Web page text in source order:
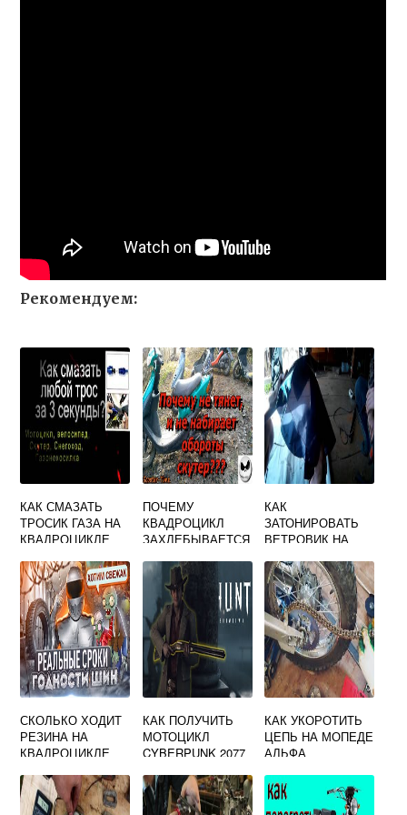
Рекомендуем:
КАК СМАЗАТЬ
ТРОСИК ГАЗА НА
КВАДРОЦИКЛЕ
ПОЧЕМУ
КВАДРОЦИКЛ
ЗАХЛЕБЫВАЕТСЯ
КАК
ЗАТОНИРОВАТЬ
ВЕТРОВИК НА
СКОЛЬКО ХОДИТ
РЕЗИНА НА
КВАДРОЦИКЛЕ
КАК ПОЛУЧИТЬ
МОТОЦИКЛ
CYBERPUNK 2077
КАК УКОРОТИТЬ
ЦЕПЬ НА МОПЕДЕ
АЛЬФА